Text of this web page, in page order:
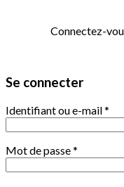
Connectez-
Se connecter
Identifiant ou e-mail*
Mot de passe*